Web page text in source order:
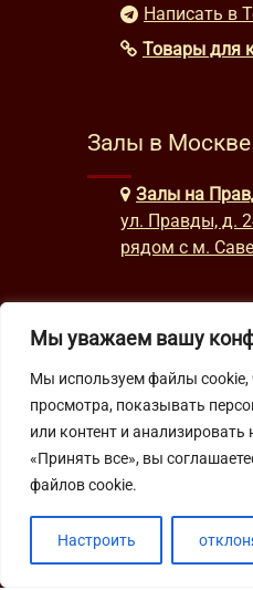
Мы уважаем вашу
Мы используем файлы
просмотра, показывать
или контент и
«Принять все», вы
файлов cookie.
Настроить
Написать в
Товары для
Залы в Москве
Залы на
ул. Правды, д.
рядом с м.
Часы работы
будни: с 9:00
выходные: с
Подпишитесь на